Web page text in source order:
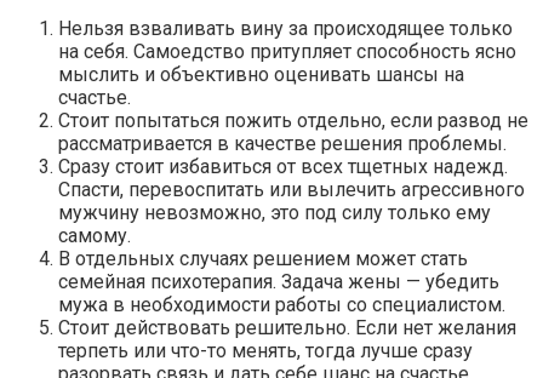
Нельзя взваливать вину за происходящее только
на себя. Самоедство притупляет способность ясно
мыслить и объективно оценивать шансы на
счастье.
Стоит попытаться пожить отдельно, если развод не
рассматривается в качестве решения проблемы.
Сразу стоит избавиться от всех тщетных надежд.
Спасти, перевоспитать или вылечить агрессивного
мужчину невозможно, это под силу только ему
самому.
В отдельных случаях решением может стать
семейная психотерапия. Задача жены — убедить
мужа в необходимости работы со специалистом.
Стоит действовать решительно. Если нет желания
терпеть или что-то менять, тогда лучше сразу